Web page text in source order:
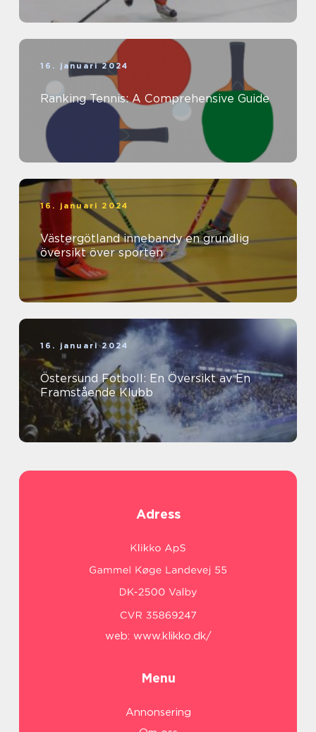
16. januari 2024
Ranking Tennis: A Comprehensive Guide
16. januari 2024
Västergötland innebandy en grundlig
översikt över sporten
16. januari 2024
Östersund Fotboll: En Översikt av En
Framstående Klubb
Adress
web: www.klikko.dk/
Menu
Annonsering